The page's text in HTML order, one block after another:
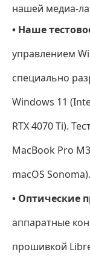
Лучшие
Blu-
рипперы
для
3.
Лучшие
ray
рипперы
Mac
Часть
нашей медиа-
• Наше
управлением
специально
Windows 11
RTX 4070 Ti).
MacBook Pro
macOS Sonoma).
• Оптические
аппаратные
прошивкой